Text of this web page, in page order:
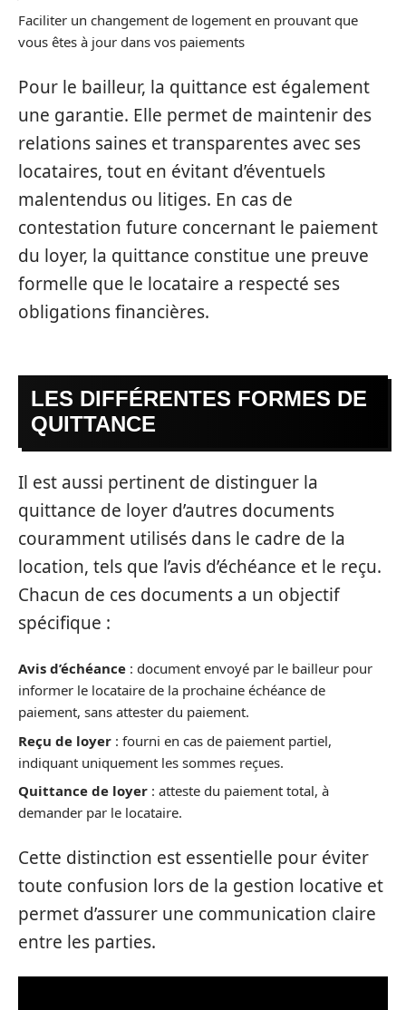
Faciliter un changement de logement en prouvant que
vous êtes à jour dans vos paiements
Pour le bailleur, la quittance est également
une garantie. Elle permet de maintenir des
relations saines et transparentes avec ses
locataires, tout en évitant d’éventuels
malentendus ou litiges. En cas de
contestation future concernant le paiement
du loyer, la quittance constitue une preuve
formelle que le locataire a respecté ses
obligations financières.
LES DIFFÉRENTES FORMES DE
QUITTANCE
Il est aussi pertinent de distinguer la
quittance de loyer d’autres documents
couramment utilisés dans le cadre de la
location, tels que l’avis d’échéance et le reçu.
Chacun de ces documents a un objectif
spécifique :
Avis d’échéance : document envoyé par le bailleur pour
informer le locataire de la prochaine échéance de
paiement, sans attester du paiement.
Reçu de loyer : fourni en cas de paiement partiel,
indiquant uniquement les sommes reçues.
Quittance de loyer : atteste du paiement total, à
demander par le locataire.
Cette distinction est essentielle pour éviter
toute confusion lors de la gestion locative et
permet d’assurer une communication claire
entre les parties.